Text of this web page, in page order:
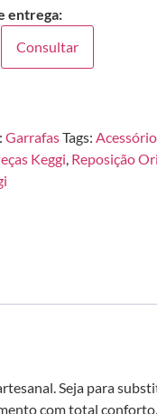
entrega:
Consultar
GarrafasTags:
Keggi, Reposição
Seja para
com total